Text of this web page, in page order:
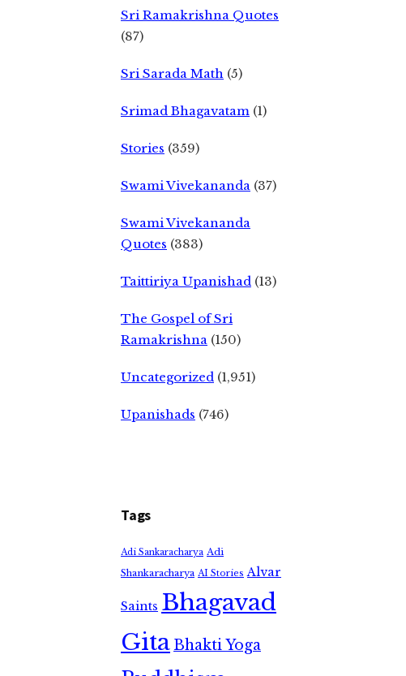
Sri Ramakrishna Quotes
(87)
Sri Sarada Math (5)
Srimad Bhagavatam (1)
Stories (359)
Swami Vivekananda (37)
Swami Vivekananda
Quotes (383)
Taittiriya Upanishad (13)
The Gospel of Sri
Ramakrishna (150)
Uncategorized (1,951)
Upanishads (746)
Tags
Adi Sankaracharya Adi
Shankaracharya AI Stories Alvar
Saints Bhagavad
GitaBhakti Yoga